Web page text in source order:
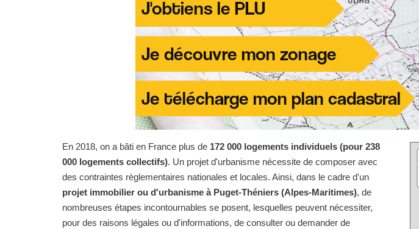
En 2018, on a bâti en France plus de 172 000 logements individuels (pour 238
000 logements collectifs). Un projet d'urbanisme nécessite de composer avec
des contraintes règlementaires nationales et locales. Ainsi, dans le cadre d'un
projet immobilier ou d'urbanisme à Puget-Théniers (Alpes-Maritimes), de
nombreuses étapes incontournables se posent, lesquelles peuvent nécessiter,
pour des raisons légales ou d'informations, de consulter ou demander de